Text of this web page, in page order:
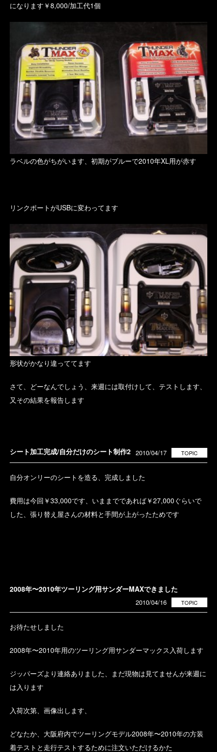
になります￥8,000/加工代1個
ラベルの色がちがいます、初期がブルーで2010年XL用が赤す
リンクポートがUSBに変わってます
形状がかなり違っててます
さて、どーなんでしょう、来週には取付けして、テストします、
又その結果を報告します
シート加工完成/自分だけのシート制作2 TOPIC
2010/04/17
自分オンリーのシートを造る、完成しました
費用は今回￥33,000です、いままでであれば￥27,000ぐらいで
した、張り替え屋さんの材料と手間が上がったためです
2008年〜2010年ツーリング用サンダーMAXできました
TOPIC
2010/04/16
お待たせしました
2008年〜2010年用のツーリング用サンダーマックス入荷します
ジッパーズより連絡ありました、まだ現物は見てませんが来週に
は入ります
入荷次第、画像出します、
どなたか、大阪府内でツーリングモデル2008年〜2010年の方装
着テストと走行テストするために注文いただけるかた